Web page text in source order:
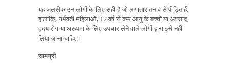
यह जलसेक उन लोगों के लिए सही है जो लगातार तनाव से पीड़ित हैं,
हालांकि, गर्भवती महिलाओं, 12 वर्ष से कम आयु के बच्चों या अवसाद,
हृदय रोग या अस्थमा के लिए उपचार लेने वाले लोगों द्वारा इसे नहीं
लिया जाना चाहिए।
सामग्री